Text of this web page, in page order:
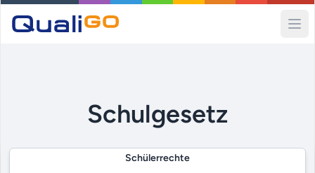
Schulgesetz
Schülerrechte